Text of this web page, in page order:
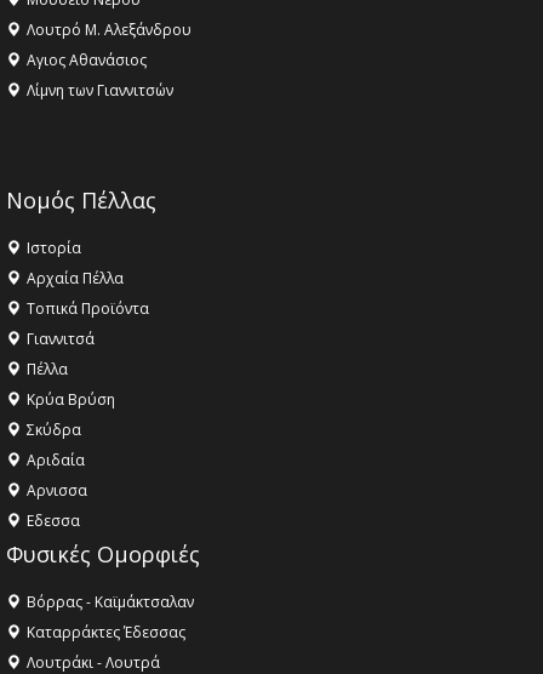
Λουτρό Μ. Αλεξάνδρου
Αγιος Αθανάσιος
Λίμνη των Γιαννιτσών
Νομός Πέλλας
Ιστορία
Αρχαία Πέλλα
Τοπικά Προϊόντα
Γιαννιτσά
Πέλλα
Κρύα Βρύση
Σκύδρα
Αριδαία
Aρνισσα
Eδεσσα
Φυσικές Ομορφιές
Βόρρας - Καϊμάκτσαλαν
Καταρράκτες Έδεσσας
Λουτράκι - Λουτρά